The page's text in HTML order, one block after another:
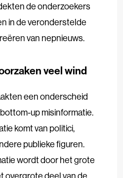
de onderzoekers
in de veronderstelde
van nepnieuws.
veel wind
een onderscheid
up misinformatie.
komt van politici,
publieke figuren.
wordt door het grote
overgrote deel van de